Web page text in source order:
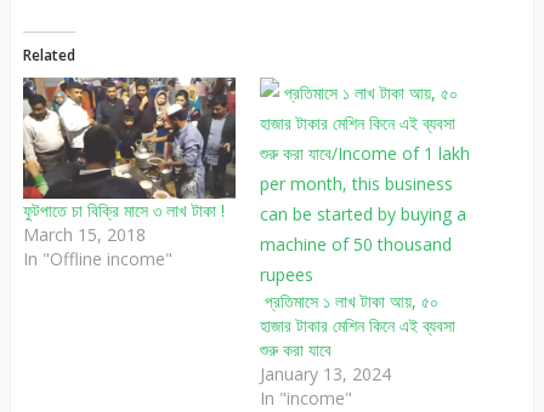
Related
ফুটপাতে চা বিক্রি মাসে ৩ লাখ টাকা !
March 15, 2018
In "Offline income"
প্রতিমাসে ১ লাখ টাকা আয়, ৫০
হাজার টাকার মেশিন কিনে এই ব্যবসা
শুরু করা যাবে
January 13, 2024
In "income"